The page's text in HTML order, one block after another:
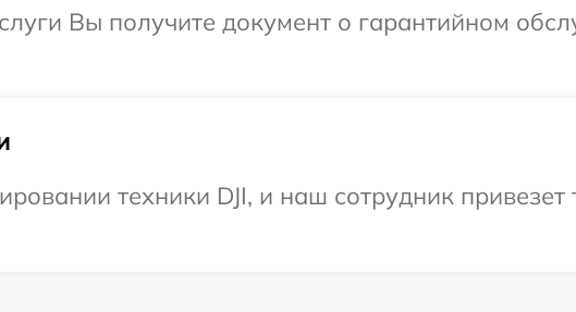
Вы получите документ о гарантийном
техники DJI, и наш сотрудник привезет